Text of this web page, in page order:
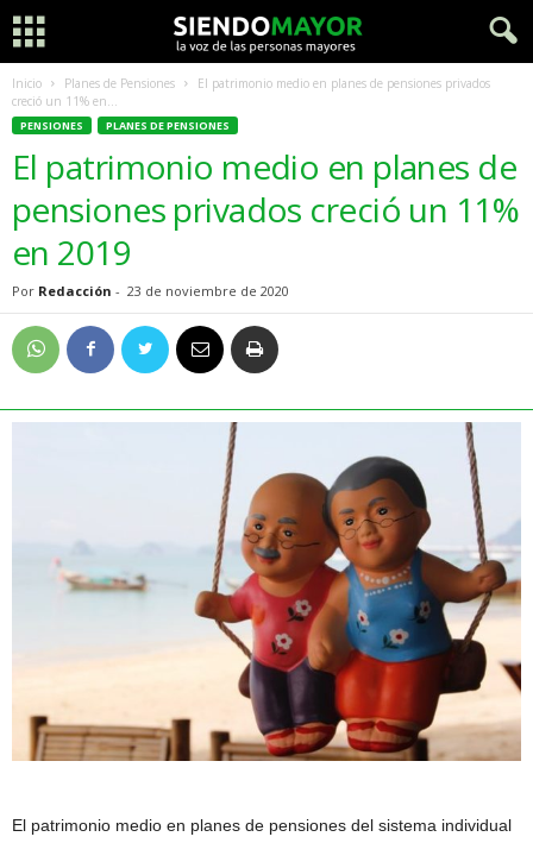
Inicio Planes de Pensiones
El patrimonio medio en planes de pensiones privados
creció un 11% en...
PENSIONES PLANES DE PENSIONES
El patrimonio medio en planes de
pensiones privados creció un 11%
en 2019
Por Redacción - 23 de noviembre de 2020
El patrimonio medio en planes de pensiones del sistema individual